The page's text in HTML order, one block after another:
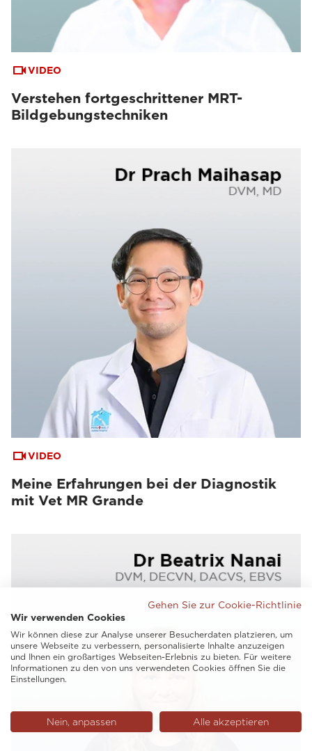
VIDEO
Verstehen fortgeschrittener MRT-
Bildgebungstechniken
VIDEO
Meine Erfahrungen bei der Diagnostik
mit Vet MR Grande
Gehen Sie zur Cookie-Richtlinie
Wir verwenden Cookies
Wir können diese zur Analyse unserer Besucherdaten platzieren, um
unsere Webseite zu verbessern, personalisierte Inhalte anzuzeigen
und Ihnen ein großartiges Webseiten-Erlebnis zu bieten. Für weitere
Informationen zu den von uns verwendeten Cookies öffnen Sie die
Einstellungen.
Nein, anpassen Alle akzeptieren